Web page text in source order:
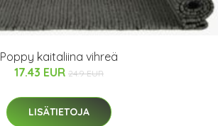
Poppy kaitaliina vihreä
17.43 EUR 24.9 EUR
LISÄTIETOJA